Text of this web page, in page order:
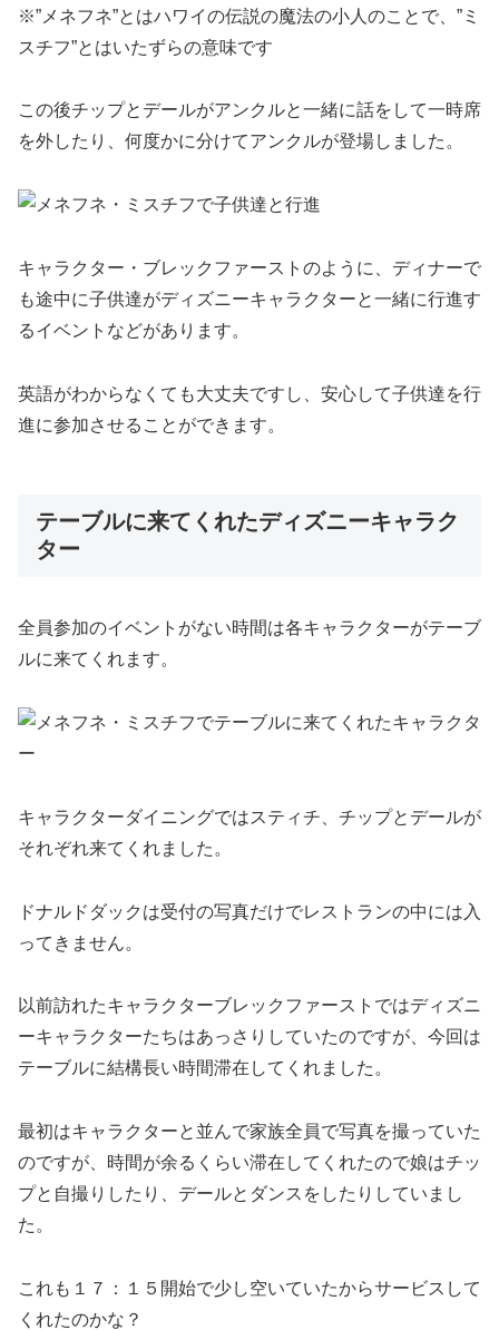
※”メネフネ”とはハワイの伝説の魔法の小人のことで、”ミ
スチフ”とはいたずらの意味です
この後チップとデールがアンクルと一緒に話をして一時席
を外したり、何度かに分けてアンクルが登場しました。
キャラクター・ブレックファーストのように、ディナーで
も途中に子供達がディズニーキャラクターと一緒に行進す
るイベントなどがあります。
英語がわからなくても大丈夫ですし、安心して子供達を行
進に参加させることができます。
テーブルに来てくれたディズニーキャラク
ター
全員参加のイベントがない時間は各キャラクターがテーブ
ルに来てくれます。
キャラクターダイニングではスティチ、チップとデールが
それぞれ来てくれました。
ドナルドダックは受付の写真だけでレストランの中には入
ってきません。
以前訪れたキャラクターブレックファーストではディズニ
ーキャラクターたちはあっさりしていたのですが、今回は
テーブルに結構長い時間滞在してくれました。
最初はキャラクターと並んで家族全員で写真を撮っていた
のですが、時間が余るくらい滞在してくれたので娘はチッ
プと自撮りしたり、デールとダンスをしたりしていまし
た。
これも１７：１５開始で少し空いていたからサービスして
くれたのかな？